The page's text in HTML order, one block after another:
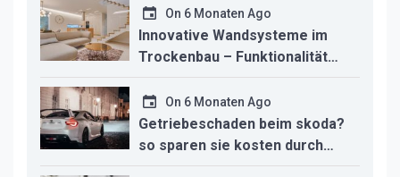
On 6 Monaten Ago
Innovative Wandsysteme im
Trockenbau – Funktionalität
trifft modernes Design
On 6 Monaten Ago
Getriebeschaden beim skoda?
so sparen sie kosten durch
professionelle instandsetzung